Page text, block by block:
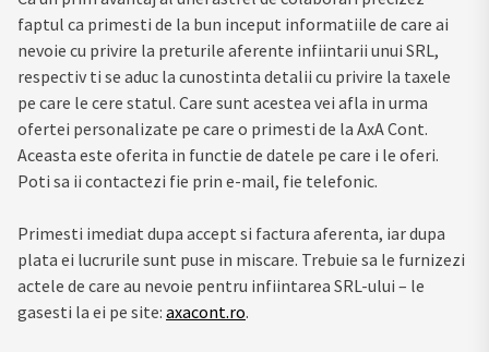
faptul ca primesti de la bun inceput informatiile de care ai
nevoie cu privire la preturile aferente infiintarii unui SRL,
respectiv ti se aduc la cunostinta detalii cu privire la taxele
pe care le cere statul. Care sunt acestea vei afla in urma
ofertei personalizate pe care o primesti de la AxA Cont.
Aceasta este oferita in functie de datele pe care i le oferi.
Poti sa ii contactezi fie prin e-mail, fie telefonic.
Primesti imediat dupa accept si factura aferenta, iar dupa
plata ei lucrurile sunt puse in miscare. Trebuie sa le furnizezi
actele de care au nevoie pentru infiintarea SRL-ului – le
gasesti la ei pe site: axacont.ro.